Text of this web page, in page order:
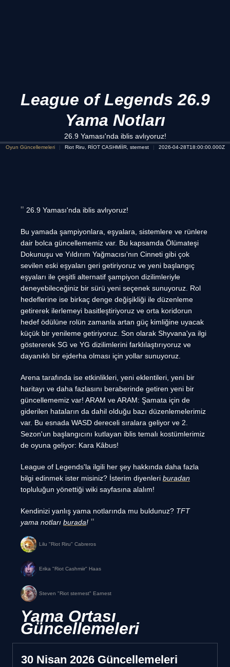
League of Legends 26.9
Yama Notları
26.9 Yaması'nda iblis avlıyoruz!
Oyun Güncellemeleri Riot Riru, RİOT CASHMİİR, sternest 2026-04-28T18:00:00.000Z
26.9 Yaması'nda iblis avlıyoruz!
Bu yamada şampiyonlara, eşyalara, sistemlere ve rünlere
dair bolca güncellememiz var. Bu kapsamda Ölümateşi
Dokunuşu ve Yıldırım Yağmacısı'nın Cinneti gibi çok
sevilen eski eşyaları geri getiriyoruz ve yeni başlangıç
eşyaları ile çeşitli alternatif şampiyon dizilimleriyle
deneyebileceğiniz bir sürü yeni seçenek sunuyoruz. Rol
hedeflerine ise birkaç denge değişikliği ile düzenleme
getirerek ilerlemeyi basitleştiriyoruz ve orta koridorun
hedef ödülüne rolün zamanla artan güç kimliğine uyacak
küçük bir yenileme getiriyoruz. Son olarak Shyvana'ya ilgi
göstererek SG ve YG dizilimlerini farklılaştırıyoruz ve
dayanıklı bir ejderha olması için yollar sunuyoruz.
Arena tarafında ise etkinlikleri, yeni eklentileri, yeni bir
haritayı ve daha fazlasını beraberinde getiren yeni bir
güncellememiz var! ARAM ve ARAM: Şamata için de
giderilen hataların da dahil olduğu bazı düzenlemelerimiz
var. Bu esnada WASD dereceli sıralara geliyor ve 2.
Sezon'un başlangıcını kutlayan iblis temalı kostümlerimiz
de oyuna geliyor: Kara Kâbus!
League of Legends'la ilgili her şey hakkında daha fazla
bilgi edinmek ister misiniz? İsterim diyenleri buradan
topluluğun yönettiği wiki sayfasına alalım!
Kendinizi yanlış yama notlarında mu buldunuz? TFT
yama notları burada!
Lilu "Riot Riru" Cabreros
Erika "Riot Cashmiir" Haas
Steven "Riot sternest" Earnest
Yama Ortası
Güncellemeleri
30 Nisan 2026 Güncellemeleri